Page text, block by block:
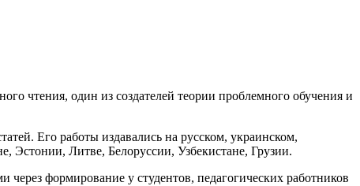
чтения, один из создателей теории проблемного обучения и
Его работы издавались на русском, украинском,
Эстонии, Литве, Белоруссии, Узбекистане, Грузии.
формирование у студентов, педагогических работников